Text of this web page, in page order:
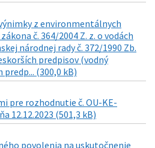
z environmentálnych
č. 364/2004 Z. z. o vodách
národnej rady č. 372/1990 Zb.
predpisov (vodný
(300,0 kB)
pre rozhodnutie č. OU-KE-
12.12.2023 (501,3 kB)
povolenia na uskutočnenie